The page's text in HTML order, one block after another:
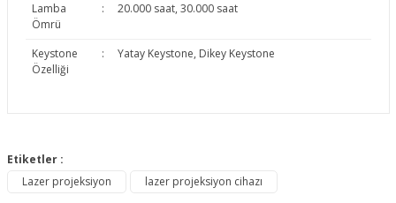
Lamba
Ömrü
: 20.000 saat, 30.000 saat
Keystone
Özelliği
: Yatay Keystone, Dikey Keystone
konularda yetersiz gördüğünüz noktaları öneri formunu
Görüş ve önerileriniz için teşekkür ederiz.
Etiketler :
Lazer projeksiyon
lazer projeksiyon cihazı